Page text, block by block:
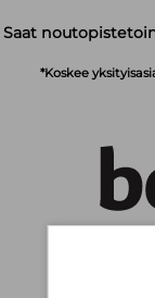
Saat
*Koskee